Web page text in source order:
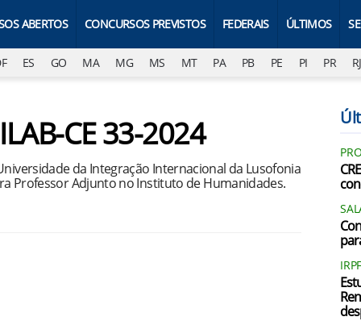
ABERTOS CONCURSOS PREVISTOS FEDERAIS ÚLTIMOS
ES GO MA MG MS MT PA PB PE PI PR RJ
CE 33-2024
da Integração Internacional da Lusofonia
Professor Adjunto no Instituto de Humanidades.